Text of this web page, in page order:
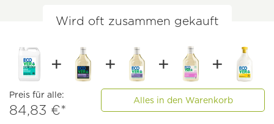
Wird oft zusammen gekauft
Preis für alle:
84,83 €*
Alles in den Warenkorb